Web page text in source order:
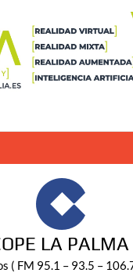
LA PALMA
( FM 95.1 – 93.5 –